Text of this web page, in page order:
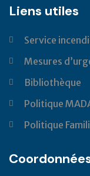
Liens utiles
Service
Mesures
Bibliothèque
Politique
Politique